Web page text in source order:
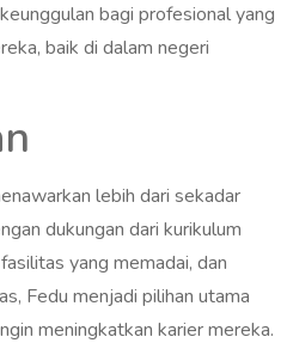
bagi profesional yang
baik di dalam negeri
lebih dari sekadar
dukungan dari kurikulum
yang memadai, dan
Fedu menjadi pilihan utama
meningkatkan karier mereka.